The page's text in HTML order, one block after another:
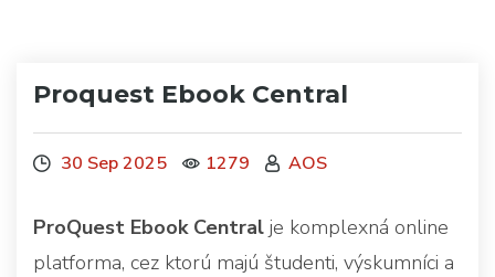
Proquest Ebook Central
30 Sep 2025 1279 AOS
ProQuest Ebook Central je komplexná online
platforma, cez ktorú majú študenti, výskumníci a